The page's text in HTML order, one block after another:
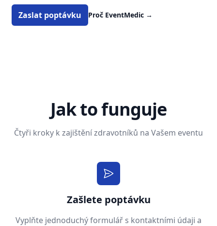
Zaslat poptávku Proč EventMedic →
Jak to funguje
Čtyři kroky k zajištění zdravotníků na Vašem eventu
Zašlete poptávku
Vyplňte jednoduchý formulář s kontaktními údaji a